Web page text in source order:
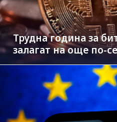
Трудна година за
залагат на още по-